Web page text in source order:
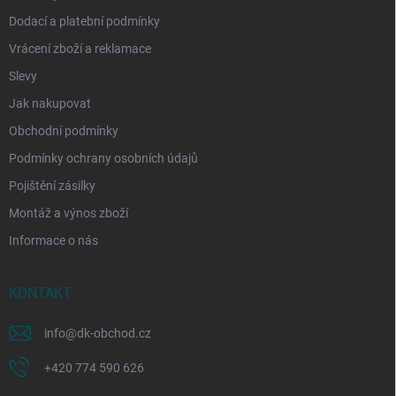
Dodací a platební podmínky
Vrácení zboží a reklamace
Slevy
Jak nakupovat
Obchodní podmínky
Podmínky ochrany osobních údajů
Pojištění zásilky
Montáž a výnos zboží
Informace o nás
KONTAKT
info@dk-obchod.cz
+420 774 590 626